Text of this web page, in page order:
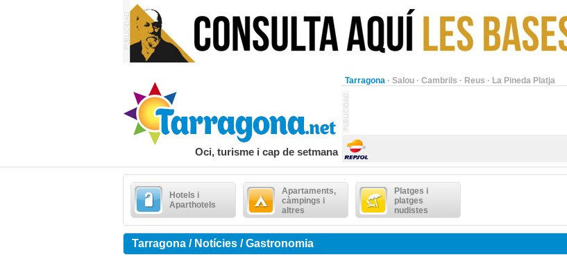
Tarragona · Salou · Cambrils · Reus · La Pineda Platja
Oci, turisme i cap de setmana
Hotels i
Aparthotels
Apartaments,
càmpings i
altres
Platges i
platges
nudistes
Tarragona / Notícies / Gastronomia